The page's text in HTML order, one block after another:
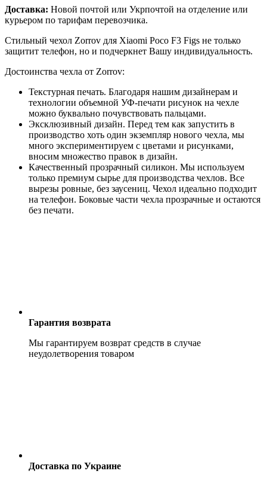
Доставка: Новой почтой или Укрпочтой на отделение или
курьером по тарифам перевозчика.
Стильный чехол Zorrov для Xiaomi Poco F3 Figs не только
защитит телефон, но и подчеркнет Вашу индивидуальность.
Достоинства чехла от Zorrov:
Текстурная печать. Благодаря нашим дизайнерам и
технологии объемной УФ-печати рисунок на чехле
можно буквально почувствовать пальцами.
Эксклюзивный дизайн. Перед тем как запустить в
производство хоть один экземпляр нового чехла, мы
много экспериментируем с цветами и рисунками,
вносим множество правок в дизайн.
Качественный прозрачный силикон. Мы используем
только премиум сырье для производства чехлов. Все
вырезы ровные, без заусениц. Чехол идеально подходит
на телефон. Боковые части чехла прозрачные и остаются
без печати.
Гарантия возврата
Мы гарантируем возврат средств в случае
неудолетворения товаром
Доставка по Украине